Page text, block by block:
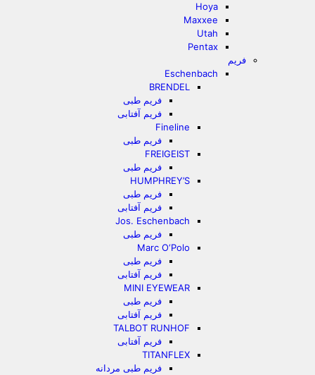
Hoya
Maxxee
Utah
Pentax
فریم
Eschenbach
BRENDEL
فریم طبی
فریم آفتابی
Fineline
فریم طبی
FREIGEIST
فریم طبی
HUMPHREY’S
فریم طبی
فریم آفتابی
Jos. Eschenbach
فریم طبی
Marc O‘Polo
فریم طبی
فریم آفتابی
MINI EYEWEAR
فریم طبی
فریم آفتابی
TALBOT RUNHOF
فریم آفتابی
TITANFLEX
فریم طبی مردانه